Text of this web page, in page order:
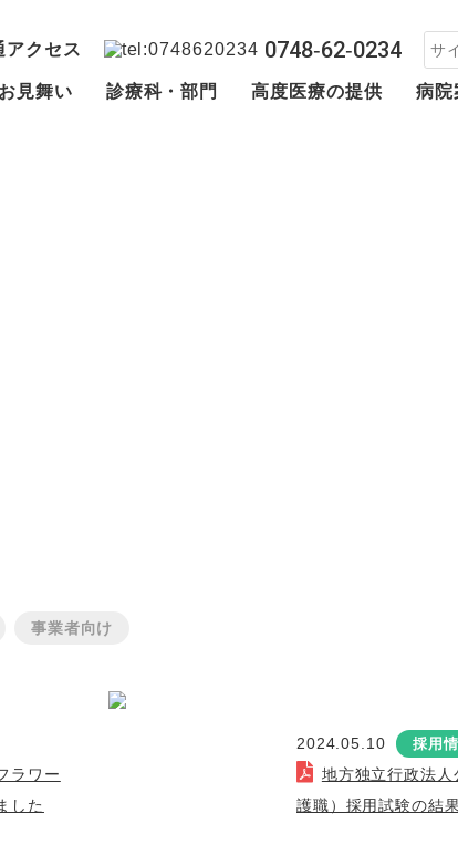
アクセス 0748‐62‐0234
見舞い 診療科・部門 高度医療の提供 病院
事業者向け
ラワー
した
2024.05.10 採用
地方独立行政法
護職）採用試験の結